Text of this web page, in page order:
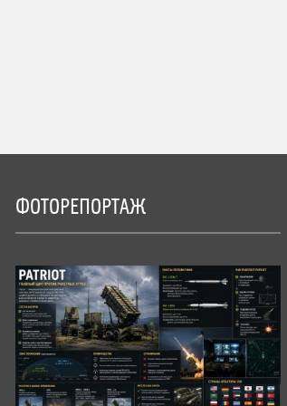
ФОТОРЕПОРТАЖ